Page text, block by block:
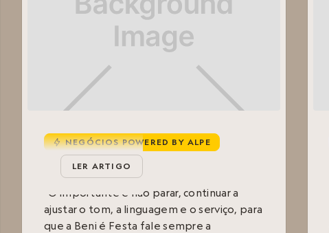
u NEGÓCIOS POWERED BY ALPE
Beni é Festa
“O importante é não parar, continuar a
ajustar o tom, a linguagem e o serviço, para
que a Beni é Festa fale sempre a
LER ARTIGO